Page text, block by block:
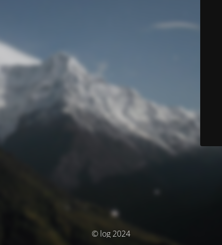
© log 2024